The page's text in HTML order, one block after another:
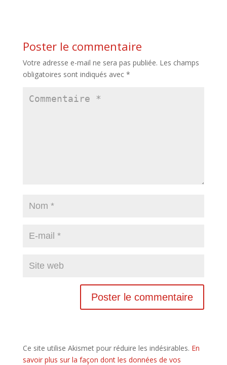
Poster le commentaire
Votre adresse e-mail ne sera pas publiée. Les champs
obligatoires sont indiqués avec *
Ce site utilise Akismet pour réduire les indésirables. En
savoir plus sur la façon dont les données de vos